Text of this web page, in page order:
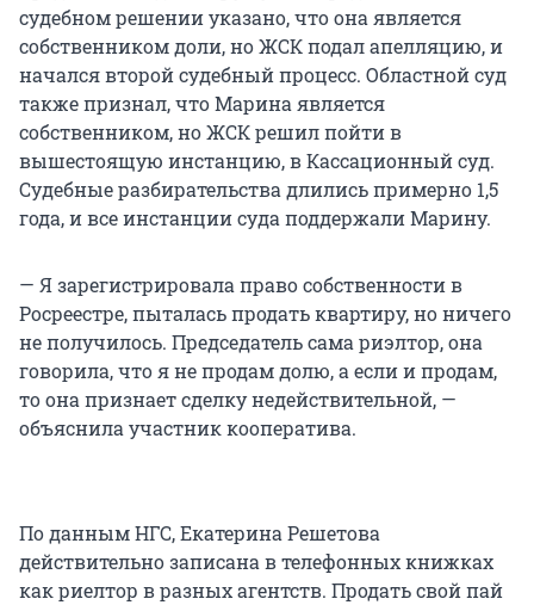
судебном решении указано, что она является
собственником доли, но ЖСК подал апелляцию, и
начался второй судебный процесс. Областной суд
также признал, что Марина является
собственником, но ЖСК решил пойти в
вышестоящую инстанцию, в Кассационный суд.
Судебные разбирательства длились примерно 1,5
года, и все инстанции суда поддержали Марину.
— Я зарегистрировала право собственности в
Росреестре, пыталась продать квартиру, но ничего
не получилось. Председатель сама риэлтор, она
говорила, что я не продам долю, а если и продам,
то она признает сделку недействительной, —
объяснила участник кооператива.
По данным НГС, Екатерина Решетова
действительно записана в телефонных книжках
как риелтор в разных агентств. Продать свой пай